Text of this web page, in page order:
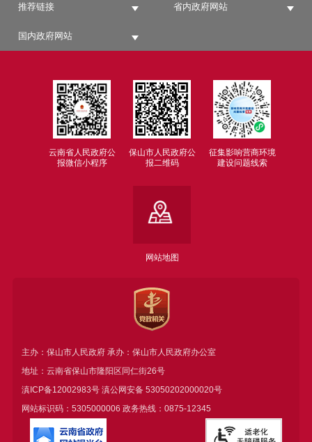
推荐链接 省内政府网站
国内政府网站
云南省人民政府公
报微信小程序
保山市人民政府公
报二维码
征集影响营商环境
建设问题线索
网站地图
主办：保山市人民政府 承办：保山市人民政府办公室
地址：云南省保山市隆阳区同仁街26号
滇ICP备12002983号滇公网安备 53050202000020号
网站标识码：5305000006 政务热线：0875-12345